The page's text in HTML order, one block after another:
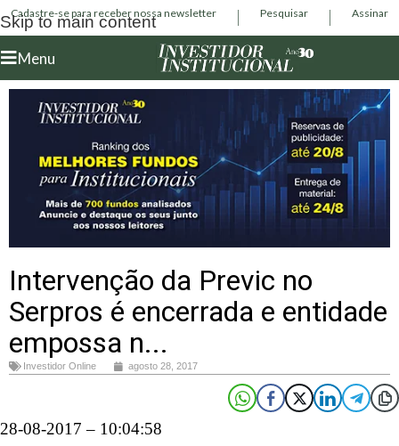
Skip to main content
Cadastre-se para receber nossa newsletter Pesquisar Assinar
Menu
Intervenção da Previc no
Serpros é encerrada e entidade
empossa n...
Investidor Online agosto 28, 2017
28-08-2017 – 10:04:58